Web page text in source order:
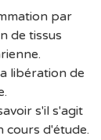
par
de tissus
libération de
s'il s'agit
cours d'étude.